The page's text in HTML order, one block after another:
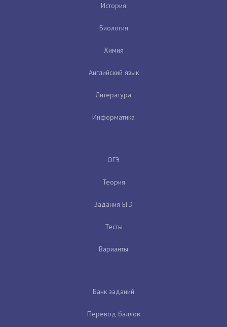
История
Биология
Химия
Английский язык
Литература
Информатика
ОГЭ
Теория
Задания ЕГЭ
Тесты
Варианты
Банк заданий
Перевод баллов